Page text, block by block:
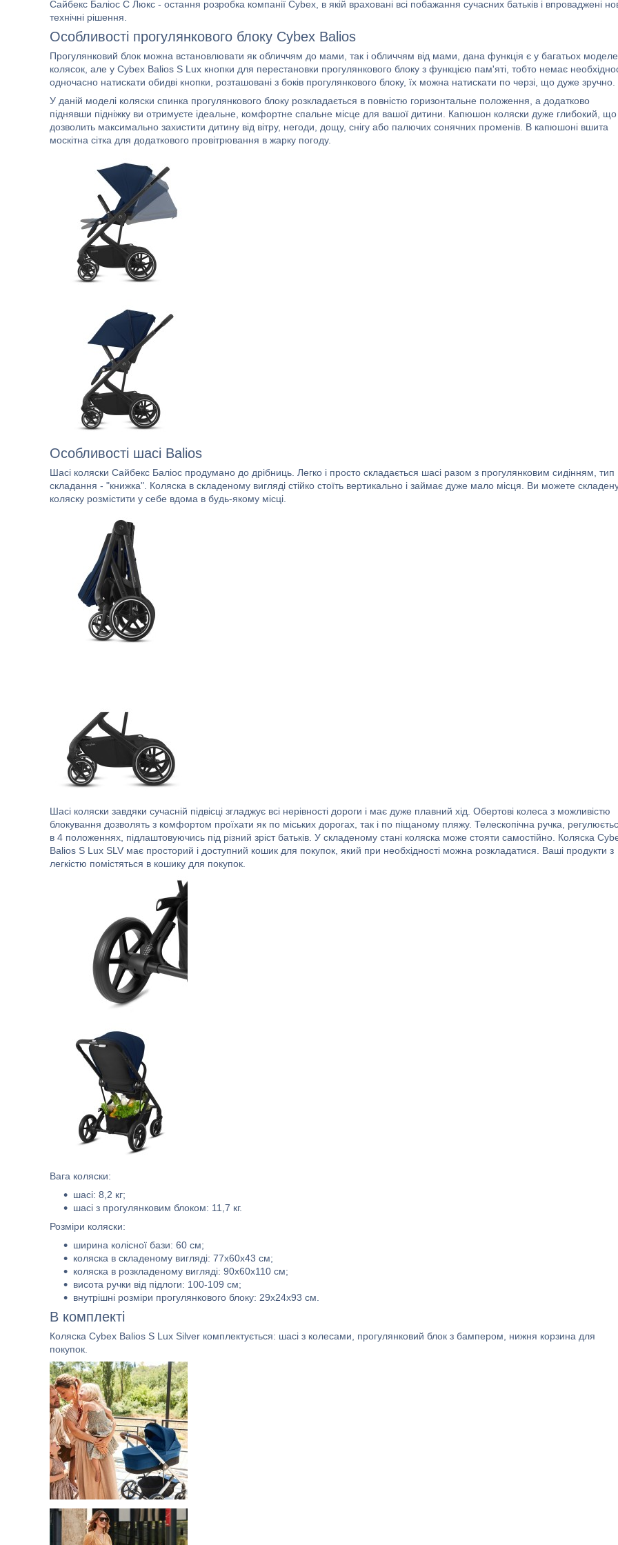
Сайбекс Баліос С Люкс - остання розробка компанії Cybex, в якій враховані всі побажання сучасних батьків і впроваджені
технічні рішення.
Особливості прогулянкового блоку Cybex Balios
Прогулянковий блок можна встановлювати як обличчям до мами, так і обличчям від мами, дана функція є у багатьох
колясок, але у Cybex Balios S Lux кнопки для перестановки прогулянкового блоку з функцією пам'яті, тобто немає
одночасно натискати обидві кнопки, розташовані з боків прогулянкового блоку, їх можна натискати по черзі, що дуже зручно.
У даній моделі коляски спинка прогулянкового блоку розкладається в повністю горизонтальне положення, а додатково
піднявши підніжку ви отримуєте ідеальне, комфортне спальне місце для вашої дитини. Капюшон коляски дуже глибокий, що
дозволить максимально захистити дитину від вітру, негоди, дощу, снігу або палючих сонячних променів. В капюшоні вшита
москітна сітка для додаткового провітрювання в жарку погоду.
Особливості шасі Balios
Шасі коляски Сайбекс Баліос продумано до дрібниць. Легко і просто складається шасі разом з прогулянковим сидінням, тип
складання - "книжка". Коляска в складеному вигляді стійко стоїть вертикально і займає дуже мало місця. Ви можете
коляску розмістити у себе вдома в будь-якому місці.
Шасі коляски завдяки сучасній підвісці згладжує всі нерівності дороги і має дуже плавний хід. Обертові колеса з можливістю
блокування дозволять з комфортом проїхати як по міських дорогах, так і по піщаному пляжу. Телескопічна ручка,
в 4 положеннях, підлаштовуючись під різний зріст батьків. У складеному стані коляска може стояти самостійно. Коляска
Balios S Lux SLV має просторий і доступний кошик для покупок, який при необхідності можна розкладатися. Ваші продукти з
легкістю помістяться в кошику для покупок.
Вага коляски:
шасі: 8,2 кг;
шасі з прогулянковим блоком: 11,7 кг.
Розміри коляски:
ширина колісної бази: 60 см;
коляска в складеному вигляді: 77x60x43 см;
коляска в розкладеному вигляді: 90x60x110 см;
висота ручки від підлоги: 100-109 см;
внутрішні розміри прогулянкового блоку: 29х24х93 см.
В комплекті
Коляска Cybex Balios S Lux Silver комплектується: шасі з колесами, прогулянковий блок з бампером, нижня корзина для
покупок.